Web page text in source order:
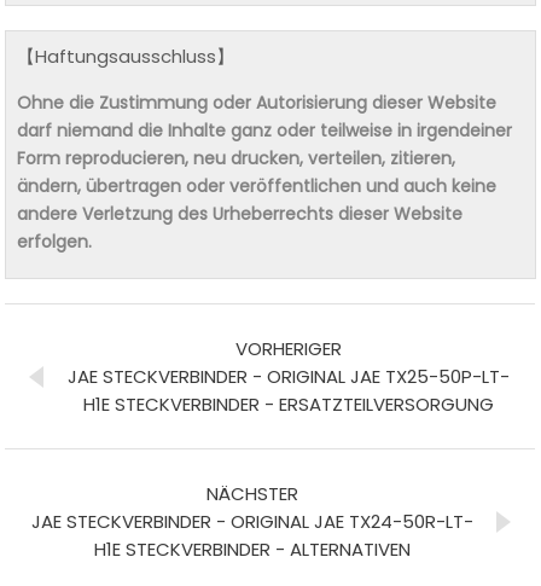
【Haftungsausschluss】
Ohne die Zustimmung oder Autorisierung dieser Website
darf niemand die Inhalte ganz oder teilweise in irgendeiner
Form reproducieren, neu drucken, verteilen, zitieren,
ändern, übertragen oder veröffentlichen und auch keine
andere Verletzung des Urheberrechts dieser Website
erfolgen.
VORHERIGER
JAE STECKVERBINDER - ORIGINAL JAE TX25-50P-LT-
H1E STECKVERBINDER - ERSATZTEILVERSORGUNG
NÄCHSTER
JAE STECKVERBINDER - ORIGINAL JAE TX24-50R-LT-
H1E STECKVERBINDER - ALTERNATIVEN